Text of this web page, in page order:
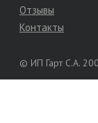
Отзывы
Контакты
© ИП Гарт С.А.